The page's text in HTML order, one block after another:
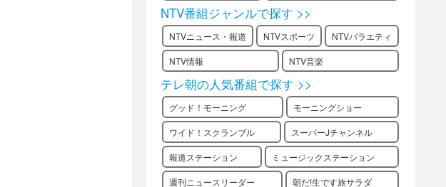
NTV番組ジャンルで探す >>
NTVニュース・報道 NTVスポーツ NTVバラエティ
NTV情報 NTV音楽
テレ朝の人気番組で探す >>
グッド！モーニング モーニングショー
ワイド！スクランブル スーパーJチャンネル
報道ステーション ミュージックステーション
週刊ニュースリーダー 朝だ!生です旅サラダ